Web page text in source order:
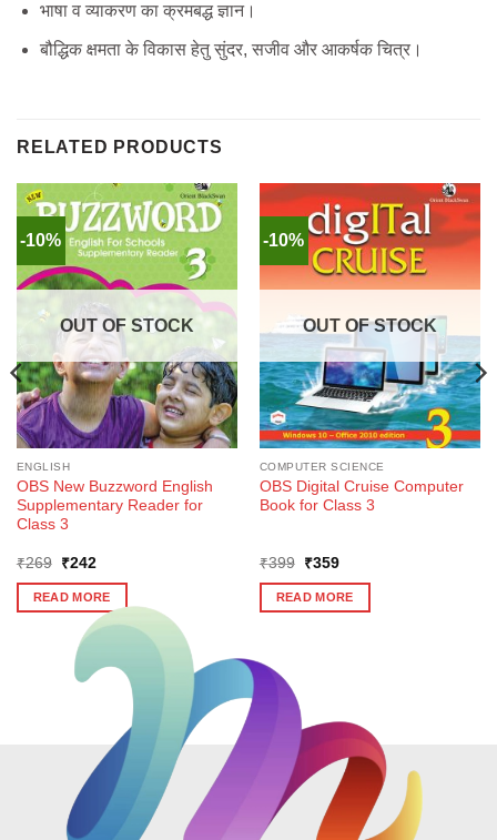
भाषा व व्याकरण का क्रमबद्ध ज्ञान।
बौद्धिक क्षमता के विकास हेतु सुंदर, सजीव और आकर्षक चित्र।
RELATED PRODUCTS
-10%
OUT OF STOCK
ENGLISH
OBS New Buzzword English
Supplementary Reader for
Class 3
₹269
Original
was:
₹269.
₹242Current
is:
₹242.
READ MORE
-10%
OUT OF STOCK
COMPUTER SCIENCE
OBS Digital Cruise Computer
Book for Class 3
₹399
Original
was:
₹399.
₹359Current
is:
₹359.
READ MORE